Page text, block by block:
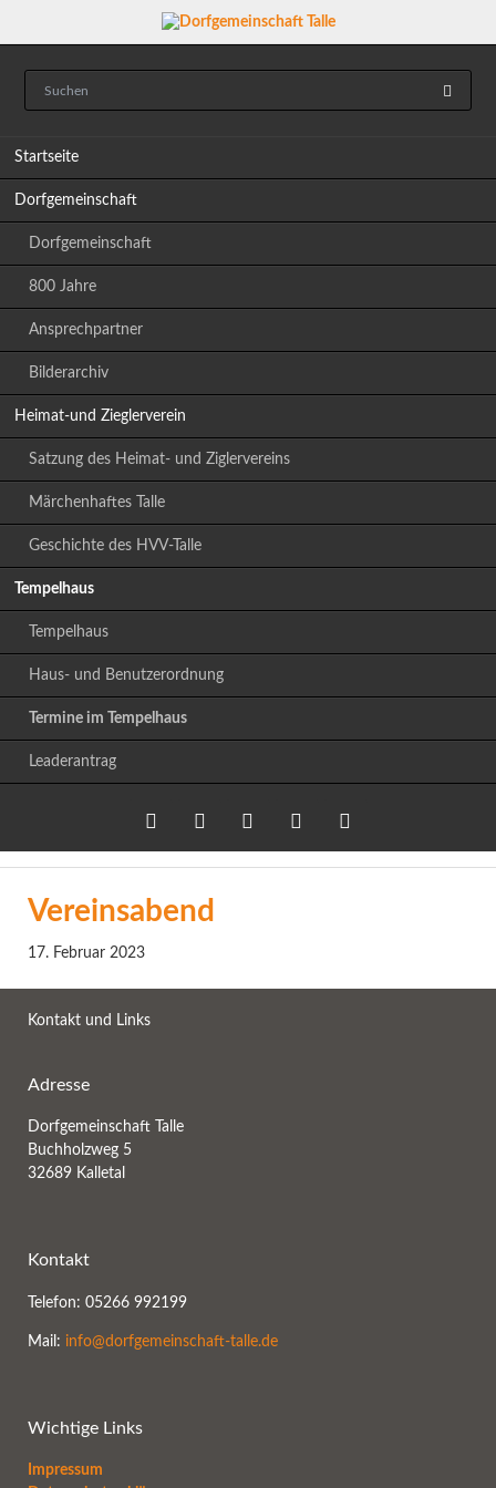
Startseite
Dorfgemeinschaft
Dorfgemeinschaft
800 Jahre
Ansprechpartner
Bilderarchiv
Heimat-und Zieglerverein
Satzung des Heimat- und Ziglervereins
Märchenhaftes Talle
Geschichte des HVV-Talle
Tempelhaus
Tempelhaus
Haus- und Benutzerordnung
Termine im Tempelhaus
Leaderantrag
Twitter LinkedIn
Vereinsabend
17. Februar 2023
Kontakt und Links
Adresse
Dorfgemeinschaft Talle
Buchholzweg 5
32689 Kalletal
Kontakt
Telefon: 05266 992199
Mail: info@dorfgemeinschaft-talle.de
Wichtige Links
Impressum